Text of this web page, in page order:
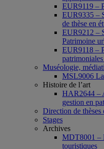
EUR9119 –
EUR9335 –
de thèse en
EUR9212 –
Patrimoine
EUR9118 –
Muséologie,
MSL9006
Histoire de l’art
HAR2644 –
gestion en
Direction de thèses
Stages
Archives
MDT8001 –
touristiques